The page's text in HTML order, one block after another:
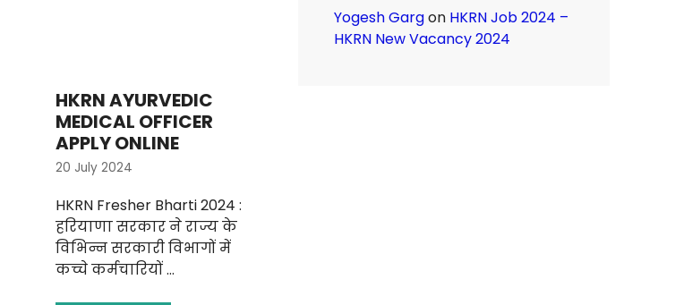
HKRN AYURVEDIC
MEDICAL OFFICER
APPLY ONLINE
20 July 2024
HKRN Fresher Bharti 2024 :
हरियाणा सरकार ने राज्य के
विभिन्न सरकारी विभागों में
कच्चे कर्मचारियों …
Yogesh Gargon HKRN Job 2024 –
HKRN New Vacancy 2024